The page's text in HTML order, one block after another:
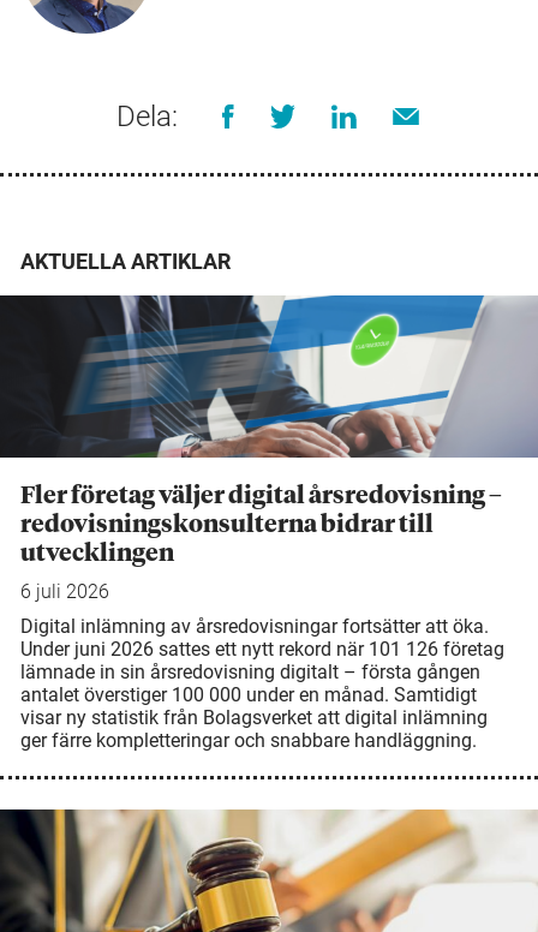
Dela:
AKTUELLA ARTIKLAR
Fler företag väljer digital årsredovisning –
redovisningskonsulterna bidrar till
utvecklingen
6 juli 2026
Digital inlämning av årsredovisningar fortsätter att öka.
Under juni 2026 sattes ett nytt rekord när 101 126 företag
lämnade in sin årsredovisning digitalt – första gången
antalet överstiger 100 000 under en månad. Samtidigt
visar ny statistik från Bolagsverket att digital inlämning
ger färre kompletteringar och snabbare handläggning.